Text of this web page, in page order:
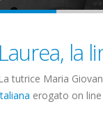
Laurea, la
tutrice Maria
erogato on